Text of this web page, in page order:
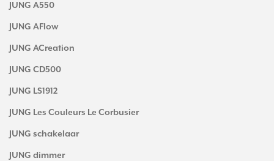
JUNG A550
JUNG AFlow
JUNG ACreation
JUNG CD500
JUNG LS1912
JUNG Les Couleurs Le Corbusier
JUNG schakelaar
JUNG dimmer